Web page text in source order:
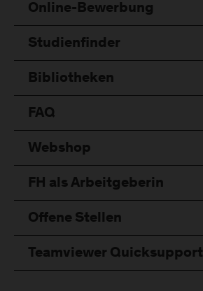
Online-Bewerbung
Studienfinder
Bibliotheken
FAQ
Webshop
FH als Arbeitgeberin
Offene Stellen
Teamviewer Quicksupport